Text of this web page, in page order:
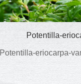
Potentilla-
Potentilla-eriocarpa-